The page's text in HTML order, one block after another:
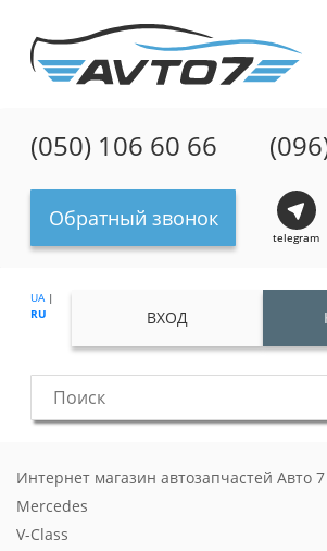
(050) 106 60 66
Обратный звонок
telegram
UA|
RU
ВХОД
Интернет магазин автозапчастей Авто 7
Mercedes
V-Class